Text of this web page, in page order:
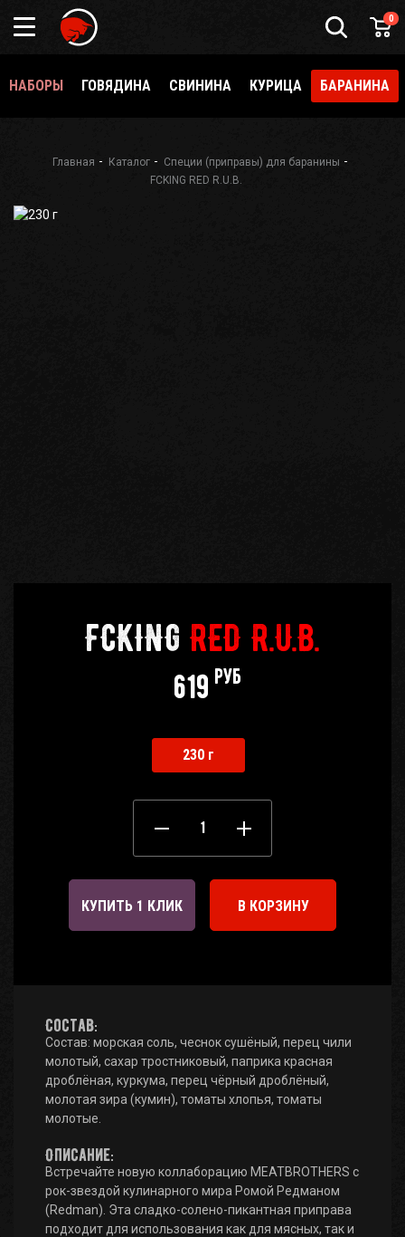
0
НАБОРЫ ГОВЯДИНА СВИНИНА КУРИЦА БАРАНИНА
Главная Каталог
Специи (приправы) для баранины
FCKING RED R.U.B.
FCKING RED R.U.B.
619 руб
230 г
КУПИТЬ 1 КЛИК В КОРЗИНУ
Состав:
Состав: морская соль, чеснок сушёный, перец чили
молотый, сахар тростниковый, паприка красная
дроблёная, куркума, перец чёрный дроблёный,
молотая зира (кумин), томаты хлопья, томаты
молотые.
Описание:
Встречайте новую коллаборацию MEATBROTHERS с
рок-звездой кулинарного мира Ромой Редманом
(Redman). Эта сладко-солено-пикантная приправа
подходит для использования как для мясных, так и